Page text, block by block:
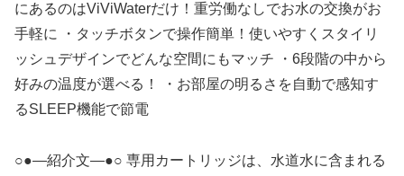
にあるのはViViWaterだけ！重労働なしでお水の交換がお
手軽に ・タッチボタンで操作簡単！使いやすくスタイリ
ッシュデザインでどんな空間にもマッチ ・6段階の中から
好みの温度が選べる！ ・お部屋の明るさを自動で感知す
るSLEEP機能で節電
○●—紹介文—●○ 専用カートリッジは、水道水に含まれる